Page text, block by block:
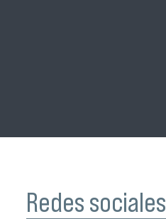
Redes sociales